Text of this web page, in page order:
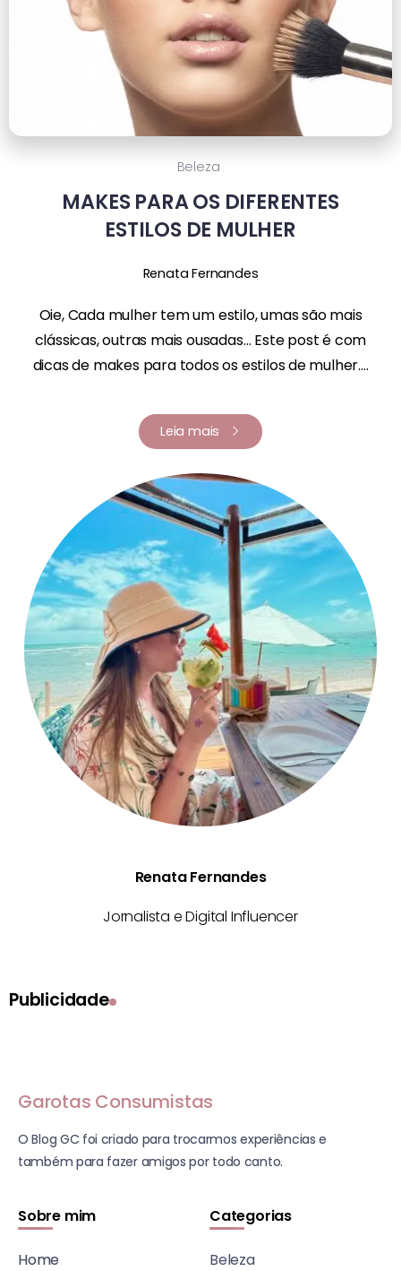
Beleza
MAKES PARA OS DIFERENTES
ESTILOS DE MULHER
Renata Fernandes
Oie, Cada mulher tem um estilo, umas são mais
clássicas, outras mais ousadas… Este post é com
dicas de makes para todos os estilos de mulher....
Leia mais
Renata Fernandes
Renata Fernandes
Jornalista e Digital Influencer
Publicidade
Garotas Consumistas
O Blog GC foi criado para trocarmos experiências e
também para fazer amigos por todo canto.
Sobre mim
Home
Categorias
Beleza